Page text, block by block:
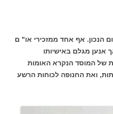
הנכון. אף אחד ממזכירי או" ם
אנען מגלם באישיותו
של המוסד הנקרא האומות
ואת החנופה לכוחות הרשע